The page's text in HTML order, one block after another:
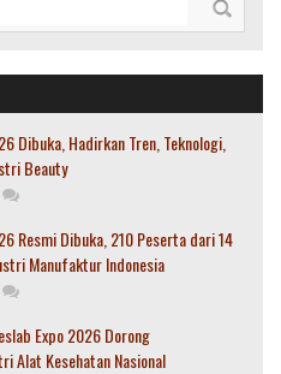
Dibuka, Hadirkan Tren, Teknologi,
Beauty
Resmi Dibuka, 210 Peserta dari 14
Manufaktur Indonesia
Expo 2026 Dorong
Alat Kesehatan Nasional